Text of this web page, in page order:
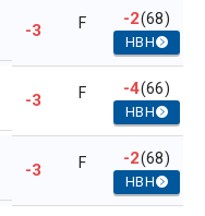
-3 F -2(68)
HBH
-3 F -4(66)
HBH
-3 F -2(68)
HBH